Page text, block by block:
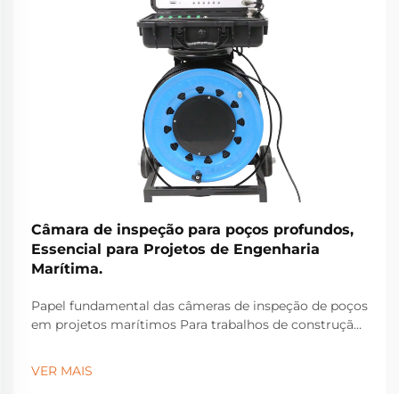
Câmara de inspeção para poços profundos,
Essencial para Projetos de Engenharia
Marítima.
Papel fundamental das câmeras de inspeção de poços
em projetos marítimos Para trabalhos de construção
problemas estruturais ocultos sob a superfície que
VER MAIS